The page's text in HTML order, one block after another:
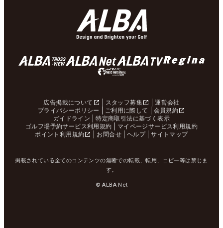
広告掲載について スタッフ募集
運営会社
プライバシーポリシー
ご利用に際して
会員規約
ガイドライン
特定商取引法に基づく表示
ゴルフ場予約サービス利用規約
マイページサービス利用規約
ポイント利用規約
お問合せ ヘルプ サイトマップ
掲載されている全てのコンテンツの無断での転載、転用、コピー等は禁じま
す。
© ALBA Net